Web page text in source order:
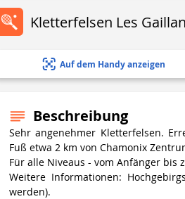
Kletterfelsen Les
Auf dem Handy anzeigen
Beschreibung
Sehr angenehmer Kletterfelsen.
Fuß etwa 2 km von Chamonix
Für alle Niveaus - vom Anfänger bis
Weitere Informationen:
werden).